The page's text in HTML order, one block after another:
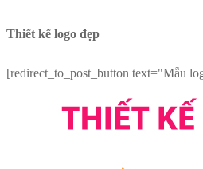
Thiết kế logo đẹp
[redirect_to_post_button text="Mẫu